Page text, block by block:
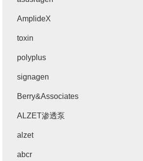
AmplideX
toxin
polyplus
signagen
Berry&Associates
ALZET渗透泵
alzet
abcr